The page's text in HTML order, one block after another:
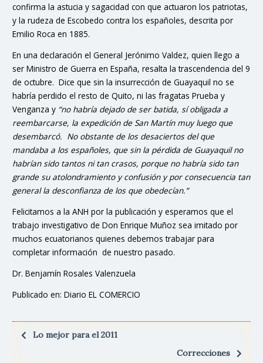
confirma la astucia y sagacidad con que actuaron los patriotas,
y la rudeza de Escobedo contra los españoles, descrita por
Emilio Roca en 1885.
En una declaración el General Jerónimo Valdez, quien llego a
ser Ministro de Guerra en España, resalta la trascendencia del 9
de octubre. Dice que sin la insurrección de Guayaquil no se
habría perdido el resto de Quito, ni las fragatas Prueba y
Venganza y “no habría dejado de ser batida, sí obligada a
reembarcarse, la expedición de San Martín muy luego que
desembarcó. No obstante de los desaciertos del que
mandaba a los españoles, que sin la pérdida de Guayaquil no
habrían sido tantos ni tan crasos, porque no habría sido tan
grande su atolondramiento y confusión y por consecuencia tan
general la desconfianza de los que obedecían.”
Felicitamos a la ANH por la publicación y esperamos que el
trabajo investigativo de Don Enrique Muñoz sea imitado por
muchos ecuatorianos quienes debemos trabajar para
completar información de nuestro pasado.
Dr. Benjamín Rosales Valenzuela
Publicado en: Diario EL COMERCIO
Lo mejor para el 2011
Correcciones